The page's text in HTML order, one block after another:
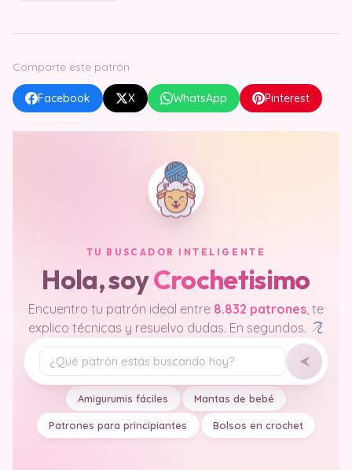
Comparte este patrón
Facebook X WhatsApp Pinterest
TU BUSCADOR INTELIGENTE
Hola, soyCrochetisimo
Encuentro tu patrón ideal entre 8.832 patrones, te
explico técnicas y resuelvo dudas. En segundos.
Tu pregunta
Amigurumis fáciles Mantas de bebé
Patrones para principiantes Bolsos en crochet